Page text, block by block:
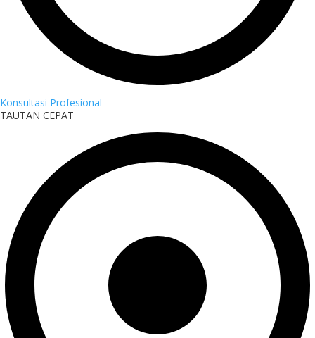
Konsultasi Profesional
TAUTAN CEPAT